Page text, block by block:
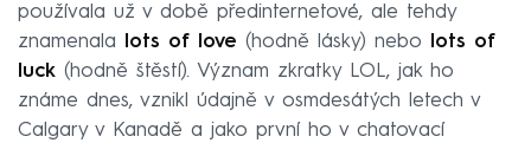
používala už v době předinternetové, ale tehdy
znamenala
lots of love (hodně lásky) nebo
lots of
luck (hodně štěstí). Význam zkratky LOL, jak ho
známe dnes, vznikl údajně v osmdesátých letech v
Calgary v Kanadě a jako první ho v chatovací